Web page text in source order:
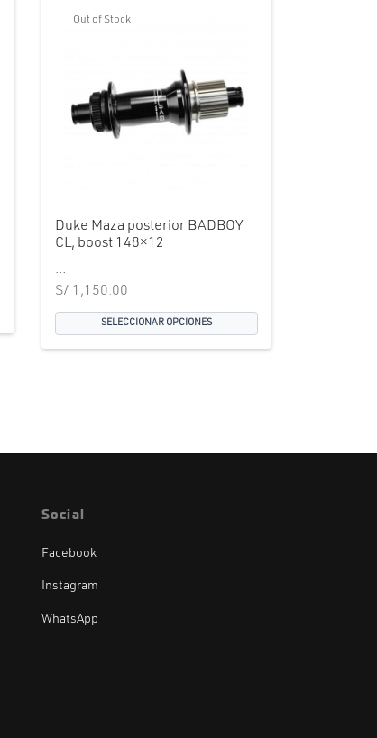
Out of Stock
Duke Maza posterior BADBOY
CL, boost 148×12
...
S/ 1,150.00
SELECCIONAR OPCIONES
Social
Facebook
Instagram
WhatsApp